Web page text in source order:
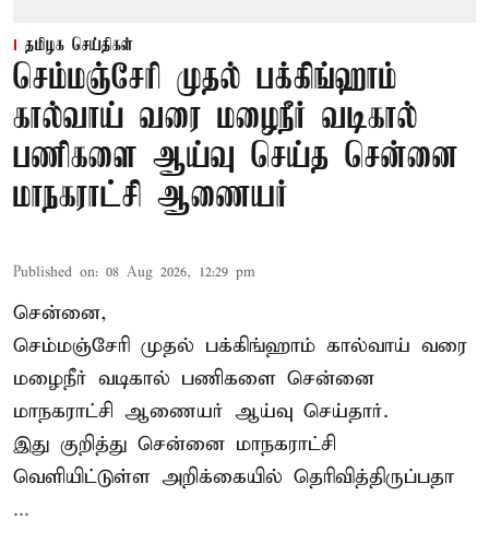
தமிழக செய்திகள்
செம்மஞ்சேரி முதல் பக்கிங்ஹாம்
கால்வாய் வரை மழைநீர் வடிகால்
பணிகளை ஆய்வு செய்த சென்னை
மாநகராட்சி ஆணையர்
Published on: 08 Aug 2026, 12:29 pm
சென்னை,
செம்மஞ்சேரி முதல் பக்கிங்ஹாம் கால்வாய் வரை
மழைநீர் வடிகால் பணிகளை சென்னை
மாநகராட்சி ஆணையர் ஆய்வு செய்தார்.
இது குறித்து சென்னை மாநகராட்சி
வெளியிட்டுள்ள அறிக்கையில் தெரிவித்திருப்பதா
...